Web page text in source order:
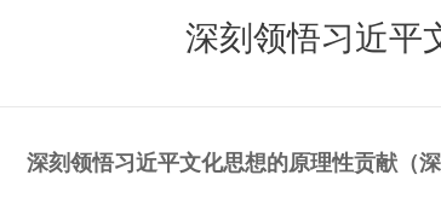
深刻领悟习近平
深刻领悟习近平文化思想的原理性贡献（